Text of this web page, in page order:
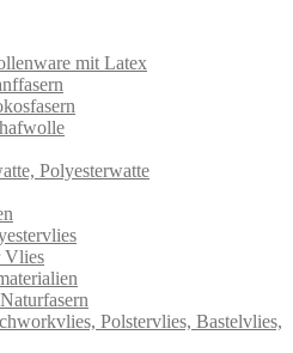
mit Latex
Polyesterwatte
Vlies
Polstervlies, Bastelvlies,